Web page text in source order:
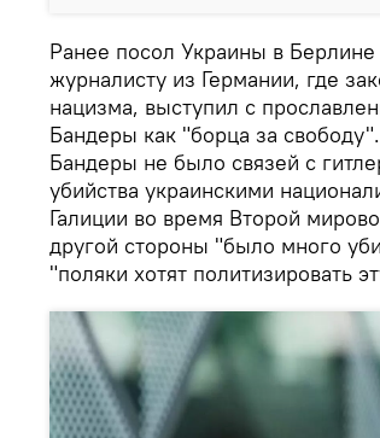
Ранее посол Украины в
журналисту из Германии, где
нацизма, выступил с
Бандеры как "борца за
Бандеры не было связей с
убийства украинскими
Галиции во время Второй
другой стороны "было много
"поляки хотят политизировать